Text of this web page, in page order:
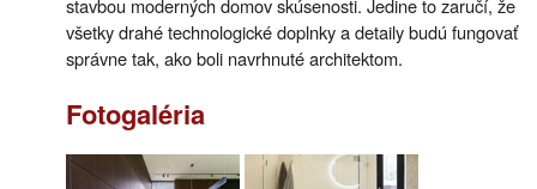
stavbou moderných domov skúsenosti. Jedine to zaručí, že
všetky drahé technologické doplnky a detaily budú fungovať
správne tak, ako boli navrhnuté architektom.
Fotogaléria